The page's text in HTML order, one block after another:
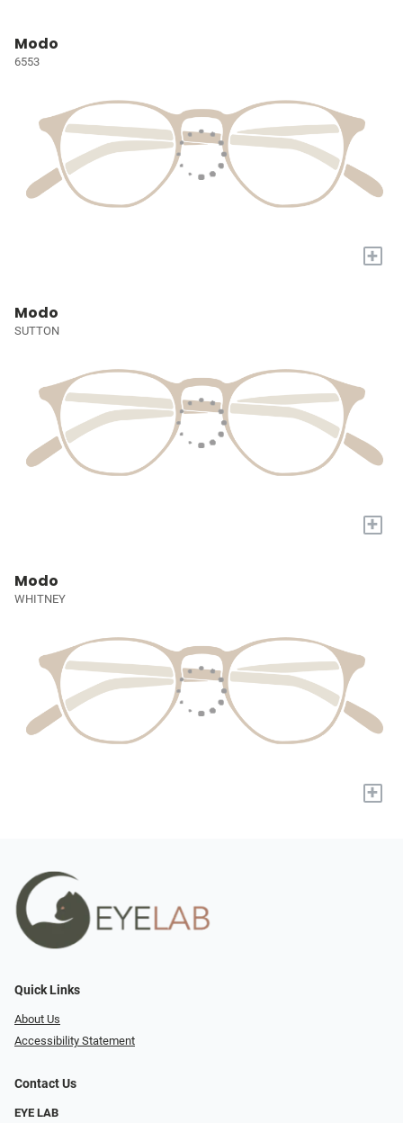
Modo
6553
+
Modo
SUTTON
+
Modo
WHITNEY
+
Quick Links
About Us
Accessibility Statement
Contact Us
EYE LAB